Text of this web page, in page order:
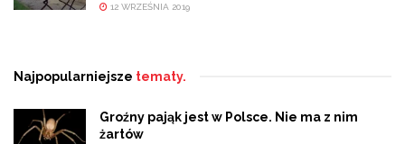
12 WRZEŚNIA 2019
Najpopularniejsze tematy.
Groźny pająk jest w Polsce. Nie ma z nim
żartów